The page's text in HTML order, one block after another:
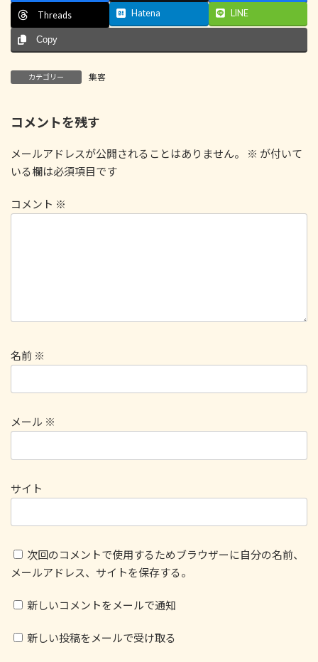
Threads Hatena LINE
Copy
カテゴリー 集客
コメントを残す
メールアドレスが公開されることはありません。 ※ が付いて
いる欄は必須項目です
コメント ※
名前 ※
メール ※
サイト
次回のコメントで使用するためブラウザーに自分の名前、
メールアドレス、サイトを保存する。
新しいコメントをメールで通知
新しい投稿をメールで受け取る